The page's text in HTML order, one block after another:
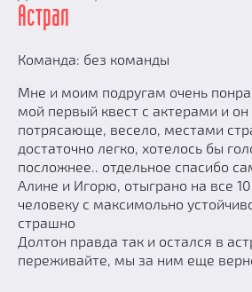
Астрал
Команда: без команды
Мне и моим подругам очень
мой первый квест с актерами и
потрясающе, весело, местами
достаточно легко, хотелось бы
посложнее.. отдельное спасибо
Алине и Игорю, отыграно на все
человеку с максимольно
страшно
Долтон правда так и остался в
переживайте, мы за ним еще